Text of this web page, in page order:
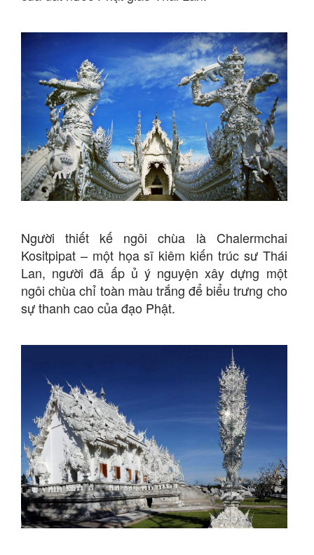
Người thiết kế ngôi chùa là Chalermchai
Kositpipat – một họa sĩ kiêm kiến trúc sư Thái
Lan, người đã ấp ủ ý nguyện xây dựng một
ngôi chùa chỉ toàn màu trắng để biểu trưng cho
sự thanh cao của đạo Phật.